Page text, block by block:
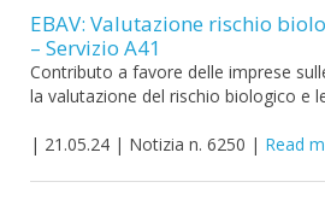
EBAV: Valutazione rischio
– Servizio A41
Contributo a favore delle imprese
la valutazione del rischio biologico e
| 21.05.24 | Notizia n. 6250 | Read